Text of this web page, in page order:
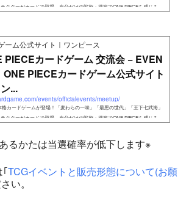
クターがカードで登場。自分だけの戦術・構築でONE PIECEを感じろ。
ーム公式サイト｜ワンピース
PIECEカードゲーム 交流会 − EVEN
ONE PIECEカードゲーム公式サイト
...
events/officialevents/meetup/
カードゲームが登場！「麦わらの一味」「最悪の世代」「王下七武海」
クターがカードで登場。自分だけの戦術・構築でONE PIECEを感じろ。
るかたは当選確率が低下します※
TCGイベントと販売形態について(お願
い。